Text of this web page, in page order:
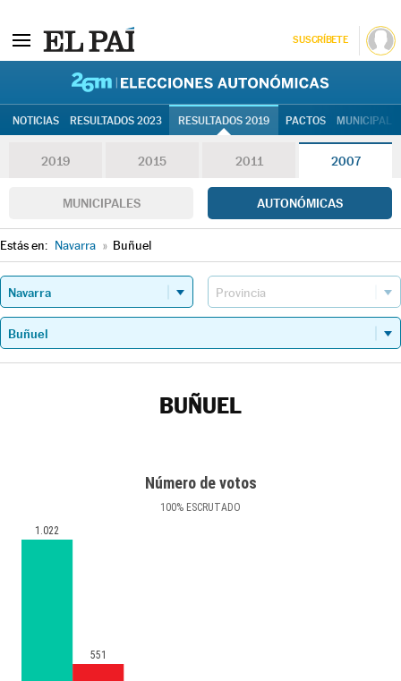
SUSCRÍBETE
NOTICIAS RESULTADOS 2023 RESULTADOS 2019 PACTOS
2019 2015 2011 2007
MUNICIPALES AUTONÓMICAS
Estás en: Navarra » Buñuel
BUÑUEL
Número de votos
100% ESCRUTADO
1.022
551